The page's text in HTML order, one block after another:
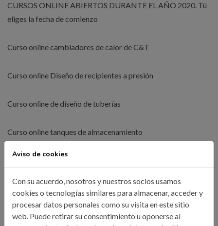
CURSOS ONLINE ABIERTOS DURANTE EL AÑO 2020. Tú
eliges la fecha de comienzo
Curso online cambiadores de calor de C&T
Curso online Diseño de recipientes a presión
Curso online de diseño de tuberías
Curso online tanques de almacenamiento
Curso online tratamientos de aguas en plantas industriales
Curso online dirección de marketing para ingenieros
Aviso de cookies
Con su acuerdo, nosotros y nuestros socios usamos
cookies o tecnologías similares para almacenar, acceder y
procesar datos personales como su visita en este sitio
web. Puede retirar su consentimiento u oponerse al